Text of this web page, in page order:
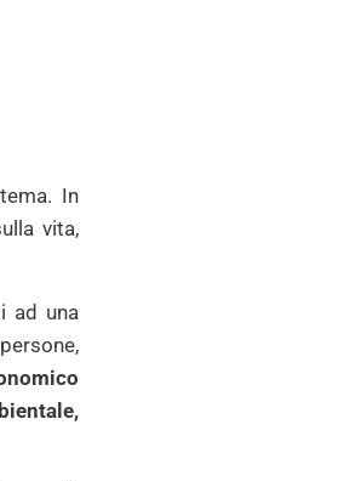
In
vita,
ad una